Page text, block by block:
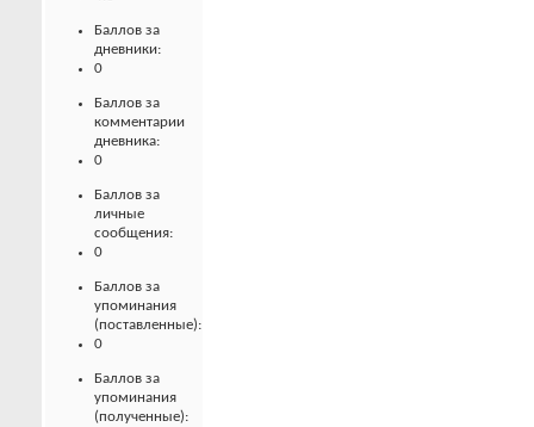
Баллов за
дневники:
0
Баллов за
комментарии
дневника:
0
Баллов за
личные
сообщения:
0
Баллов за
упоминания
(поставленные):
0
Баллов за
упоминания
(полученные):